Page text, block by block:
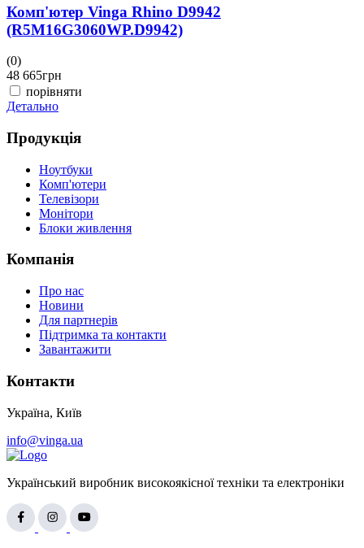
Комп'ютер Vinga Rhino D9942
(R5M16G3060WP.D9942)
(0)
48 665грн
порівняти
Детально
Продукція
Ноутбуки
Комп'ютери
Телевізори
Монітори
Блоки живлення
Компанія
Про нас
Новини
Для партнерів
Підтримка та контакти
Завантажити
Контакти
Україна, Київ
info@vinga.ua
Український виробник високоякісної техніки та електроніки